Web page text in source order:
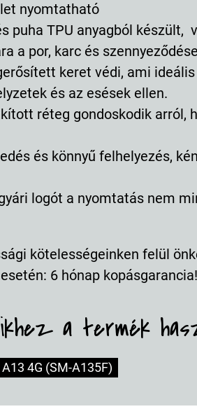
nyomtatható
puha TPU anyagból készült,
a por, karc és
keret védi, ami
és az esések ellen.
réteg gondoskodik arról,
és könnyű felhelyezés,
logót a nyomtatás nem
kötelességeinken felül
6 hónap kopásgarancia!
a termék
4G (SM-A135F)